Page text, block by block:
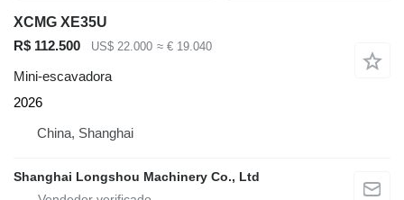
XCMG XE35U
R$ 112.500
US$ 22.000 ≈ € 19.040
Mini-escavadora
2026
China, Shanghai
Shanghai Longshou Machinery Co., Ltd